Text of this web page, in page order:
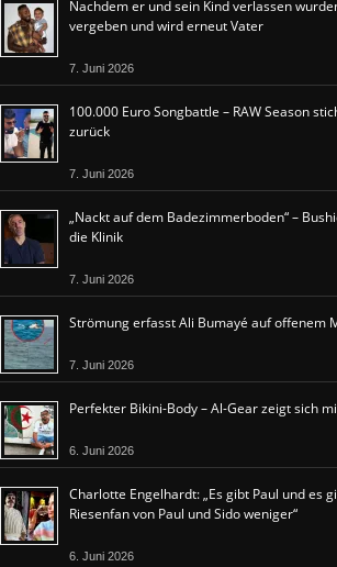
Nachdem er und sein Kind verlassen
vergeben und wird erneut Vater
7. Juni 2026
100.000 Euro Songbattle – RAW Season
zurück
7. Juni 2026
„Nackt auf dem Badezimmerboden“ –
die Klinik
7. Juni 2026
Strömung erfasst Ali Bumayé auf offenem
7. Juni 2026
Perfekter Bikini-Body – Al-Gear zeigt sich
6. Juni 2026
Charlotte Engelhardt: „Es gibt Paul und es
Riesenfan von Paul und Sido weniger“
6. Juni 2026